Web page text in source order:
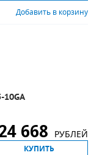
Добавить в корзину
668 РУБЛЕЙ
КУПИТЬ